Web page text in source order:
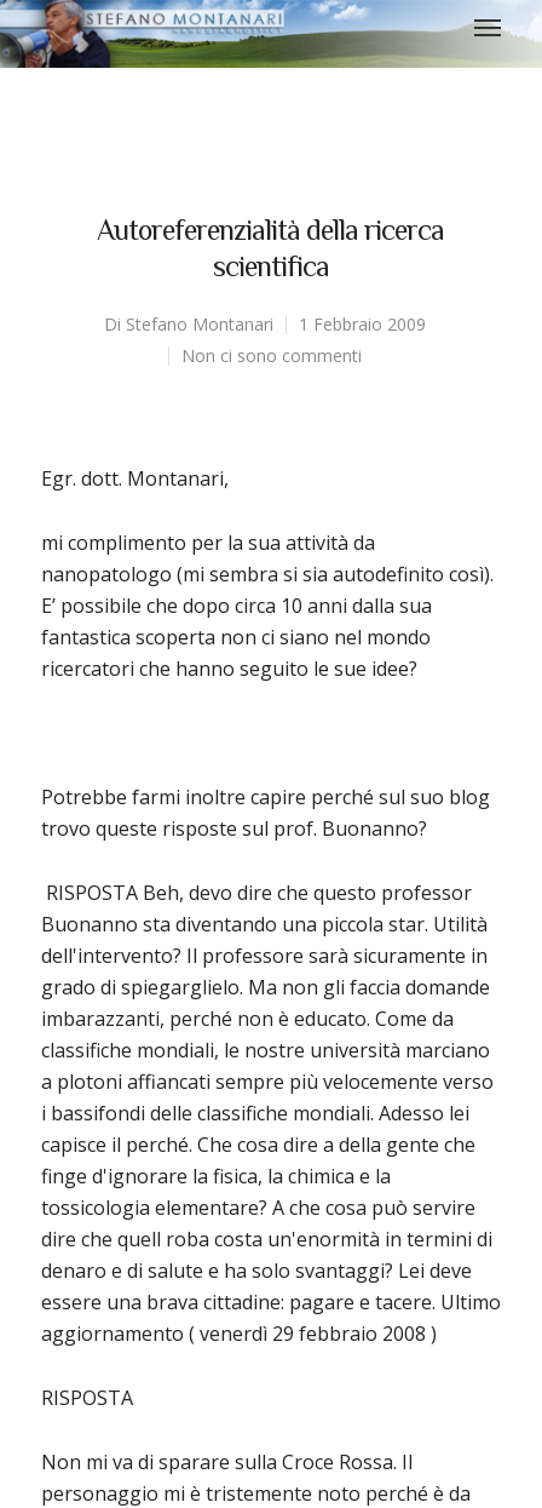
Autoreferenzialità della ricerca
scientifica
Di Stefano Montanari
1 Febbraio 2009
Non ci sono commenti
Egr. dott. Montanari,
mi complimento per la sua attività da
nanopatologo (mi sembra si sia autodefinito così).
E’ possibile che dopo circa 10 anni dalla sua
fantastica scoperta non ci siano nel mondo
ricercatori che hanno seguito le sue idee?
Potrebbe farmi inoltre capire perché sul suo blog
trovo queste risposte sul prof. Buonanno?
RISPOSTA Beh, devo dire che questo professor
Buonanno sta diventando una piccola star. Utilità
dell'intervento? Il professore sarà sicuramente in
grado di spiegarglielo. Ma non gli faccia domande
imbarazzanti, perché non è educato. Come da
classifiche mondiali, le nostre università marciano
a plotoni affiancati sempre più velocemente verso
i bassifondi delle classifiche mondiali. Adesso lei
capisce il perché. Che cosa dire a della gente che
finge d'ignorare la fisica, la chimica e la
tossicologia elementare? A che cosa può servire
dire che quell roba costa un'enormità in termini di
denaro e di salute e ha solo svantaggi? Lei deve
essere una brava cittadine: pagare e tacere. Ultimo
aggiornamento ( venerdì 29 febbraio 2008 )
RISPOSTA
Non mi va di sparare sulla Croce Rossa. Il
personaggio mi è tristemente noto perché è da